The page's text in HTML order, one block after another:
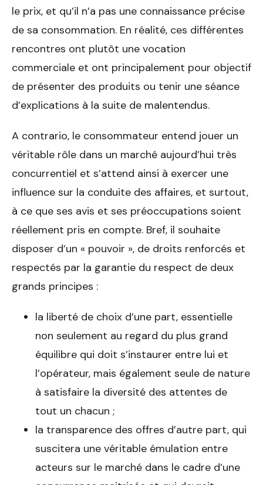
le prix, et qu’il n’a pas une connaissance précise
de sa consommation. En réalité, ces différentes
rencontres ont plutôt une vocation
commerciale et ont principalement pour objectif
de présenter des produits ou tenir une séance
d’explications à la suite de malentendus.
A contrario, le consommateur entend jouer un
véritable rôle dans un marché aujourd’hui très
concurrentiel et s’attend ainsi à exercer une
influence sur la conduite des affaires, et surtout,
à ce que ses avis et ses préoccupations soient
réellement pris en compte. Bref, il souhaite
disposer d’un « pouvoir », de droits renforcés et
respectés par la garantie du respect de deux
grands principes :
la liberté de choix d’une part, essentielle
non seulement au regard du plus grand
équilibre qui doit s’instaurer entre lui et
l’opérateur, mais également seule de nature
à satisfaire la diversité des attentes de
tout un chacun ;
la transparence des offres d’autre part, qui
suscitera une véritable émulation entre
acteurs sur le marché dans le cadre d’une